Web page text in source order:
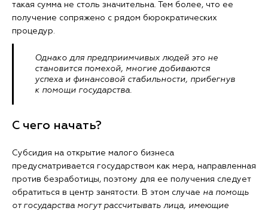
такая сумма не столь значительна. Тем более, что ее
получение сопряжено с рядом бюрократических
процедур.
Однако для предприимчивых людей это не
становится помехой, многие добиваются
успеха и финансовой стабильности, прибегнув
к помощи государства.
С чего начать?
Субсидия на открытие малого бизнеса
предусматривается государством как мера, направленная
против безработицы, поэтому для ее получения следует
обратиться в центр занятости. В этом случае на помощь
от государства могут рассчитывать лица, имеющие